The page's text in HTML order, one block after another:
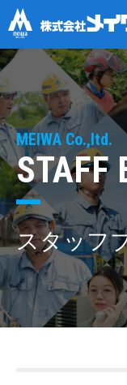
MEIWA Co.,ltd.
STAFF
スタッフ